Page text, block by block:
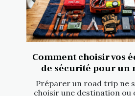
Comment choisir vos
de sécurité pour un
Préparer un road trip ne
choisir une destination ou